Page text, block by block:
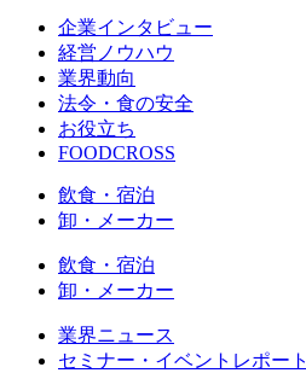
企業インタビュー
経営ノウハウ
業界動向
法令・食の安全
お役立ち
FOODCROSS
飲食・宿泊
卸・メーカー
飲食・宿泊
卸・メーカー
業界ニュース
セミナー・イベントレポート